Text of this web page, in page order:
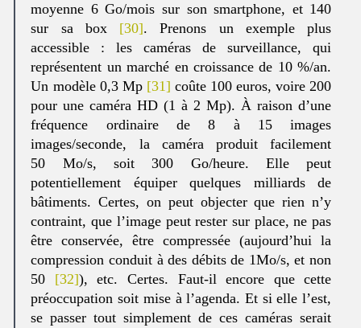
moyenne 6 Go/mois sur son smartphone, et 140
sur sa box [30]. Prenons un exemple plus
accessible : les caméras de surveillance, qui
représentent un marché en croissance de 10 %/an.
Un modèle 0,3 Mp [31] coûte 100 euros, voire 200
pour une caméra HD (1 à 2 Mp). À raison d’une
fréquence ordinaire de 8 à 15 images
images/seconde, la caméra produit facilement
50 Mo/s, soit 300 Go/heure. Elle peut
potentiellement équiper quelques milliards de
bâtiments. Certes, on peut objecter que rien n’y
contraint, que l’image peut rester sur place, ne pas
être conservée, être compressée (aujourd’hui la
compression conduit à des débits de 1Mo/s, et non
50 [32]), etc. Certes. Faut-il encore que cette
préoccupation soit mise à l’agenda. Et si elle l’est,
se passer tout simplement de ces caméras serait